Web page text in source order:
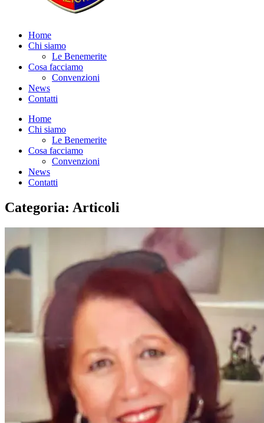
Home
Chi siamo
Le Benemerite
Cosa facciamo
Convenzioni
News
Contatti
Home
Chi siamo
Le Benemerite
Cosa facciamo
Convenzioni
News
Contatti
Categoria: Articoli